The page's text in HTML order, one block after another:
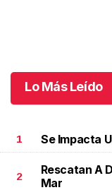
Lo Más Leído
1 Se Impacta
2
Rescatan A
Mar